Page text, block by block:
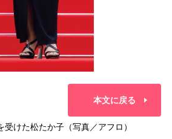
本文に戻る
けた松たか子（写真／アフロ）